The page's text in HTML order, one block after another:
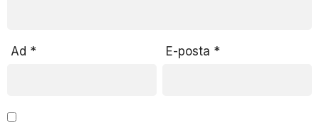
Ad * E-posta *